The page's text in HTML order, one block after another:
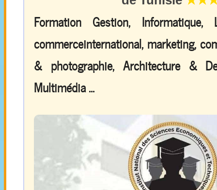
Formation Gestion, Informatique,
commerceinternational, marketing,
& photographie, Architecture &
Multimédia ...